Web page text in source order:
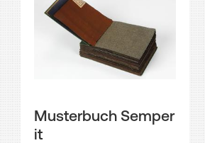
Musterbuch Semper
it